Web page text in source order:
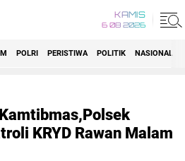
KAMIS
6 08 2026
POLRI PERISTIWA POLITIK NASIONAL
KRYD Rawan Malam